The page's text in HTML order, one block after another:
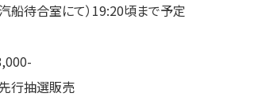
船待合室にて）19:20頃まで予定
行抽選販売